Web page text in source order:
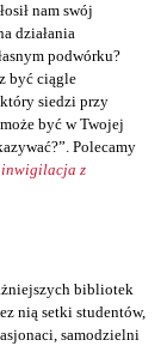
nam swój
działania
podwórku?
być ciągle
siedzi przy
być w Twojej
Polecamy
inwigilacja z
bibliotek
nią setki studentów,
samodzielni